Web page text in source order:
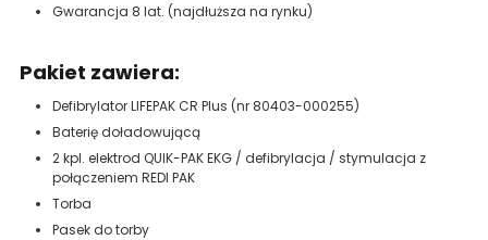
Gwarancja 8 lat. (najdłuższa na rynku)
Pakiet zawiera:
Defibrylator LIFEPAK CR Plus (nr 80403-000255)
Baterię doładowującą
2 kpl. elektrod QUIK-PAK EKG / defibrylacja / stymulacja z
połączeniem REDI PAK
Torba
Pasek do torby